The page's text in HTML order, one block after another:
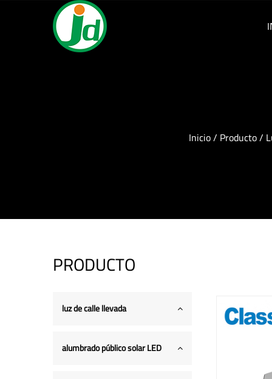
Inicio/ Producto/
PRODUCTO
luz de calle llevada
alumbrado público solar LED